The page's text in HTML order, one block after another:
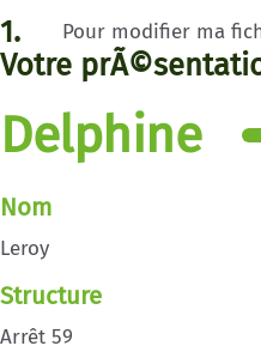
Pour modifier ma
1.
Votre
Delphine
Nom
Leroy
Structure
Arrêt 59